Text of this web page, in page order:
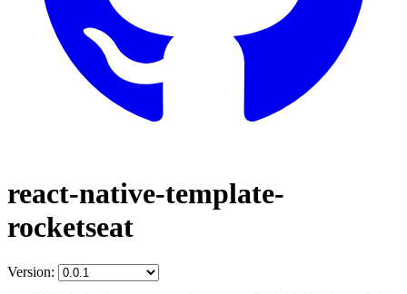
react-native-template-
rocketseat
Version: